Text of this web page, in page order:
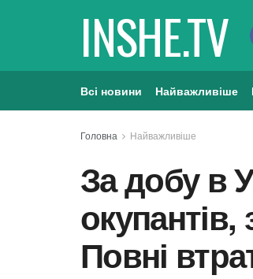
INSHE.TV
Всі новини Найважливіше
Головна Найважливіше
За добу в
Повні